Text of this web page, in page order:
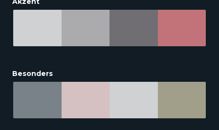
Besonders